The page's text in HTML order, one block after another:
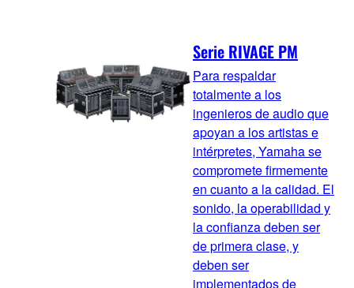
Serie RIVAGE PM
Para respaldar
totalmente a los
ingenieros de audio que
apoyan a los artistas e
intérpretes, Yamaha se
compromete firmemente
en cuanto a la calidad. El
sonido, la operabilidad y
la confianza deben ser
de primera clase, y
deben ser
implementados de